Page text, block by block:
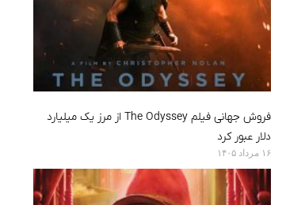
فروش جهانی فیلم The Odyssey از مرز یک میلیارد
دلار عبور کرد
۱۶ مرداد ۱۴۰۵